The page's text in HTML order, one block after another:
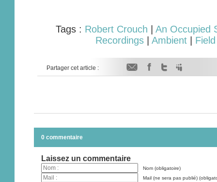
Tags : Robert Crouch
An Occupied
Recordings
Ambient
Partager cet article :
0 commentaire
Laissez un commentaire
Nom (obligatoire)
Mail (ne sera pas publié)